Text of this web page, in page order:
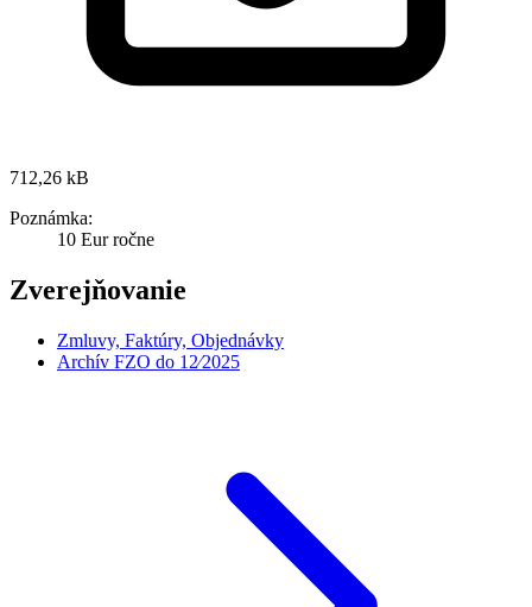
712,26 kB
Poznámka:
10 Eur ročne
Zverejňovanie
Zmluvy, Faktúry, Objednávky
Archív FZO do 12⁄2025